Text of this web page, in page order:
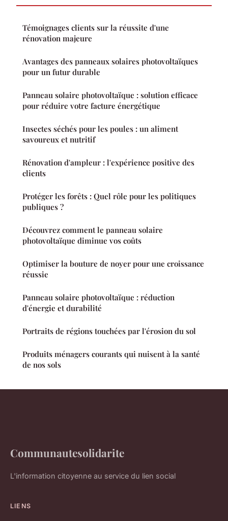
Témoignages clients sur la réussite d'une
rénovation majeure
Avantages des panneaux solaires photovoltaïques
pour un futur durable
Panneau solaire photovoltaïque : solution efficace
pour réduire votre facture énergétique
Insectes séchés pour les poules : un aliment
savoureux et nutritif
Rénovation d'ampleur : l'expérience positive des
clients
Protéger les forêts : Quel rôle pour les politiques
publiques ?
Découvrez comment le panneau solaire
photovoltaïque diminue vos coûts
Optimiser la bouture de noyer pour une croissance
réussie
Panneau solaire photovoltaïque : réduction
d'énergie et durabilité
Portraits de régions touchées par l'érosion du sol
Produits ménagers courants qui nuisent à la santé
de nos sols
Communautesolidarite
L'information citoyenne au service du lien social
LIENS